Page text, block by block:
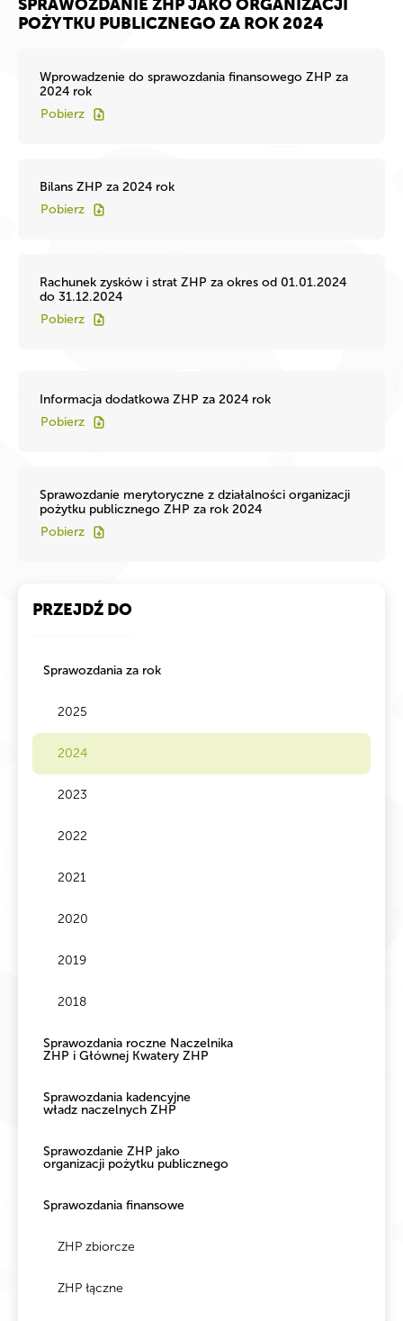
SPRAWOZDANIE ZHP JAKO ORGANIZACJI
POŻYTKU PUBLICZNEGO ZA ROK 2024
Wprowadzenie do sprawozdania finansowego ZHP za
2024 rok
Pobierz
Bilans ZHP za 2024 rok
Pobierz
Rachunek zysków i strat ZHP za okres od 01.01.2024
do 31.12.2024
Pobierz
Informacja dodatkowa ZHP za 2024 rok
Pobierz
Sprawozdanie merytoryczne z działalności organizacji
pożytku publicznego ZHP za rok 2024
Pobierz
PRZEJDŹ DO
Sprawozdania za rok
2025
2024
2023
2022
2021
2020
2019
2018
Sprawozdania roczne Naczelnika
ZHP i Głównej Kwatery ZHP
Sprawozdania kadencyjne
władz naczelnych ZHP
Sprawozdanie ZHP jako
organizacji pożytku publicznego
Sprawozdania finansowe
ZHP zbiorcze
ZHP łączne